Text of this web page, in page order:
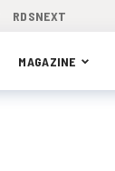
RDSNEXT
MAGAZINE